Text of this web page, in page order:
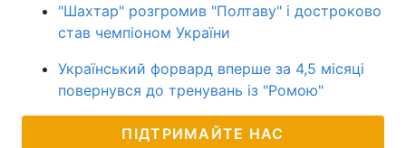
"Шахтар" розгромив "Полтаву" і достроково
став чемпіоном України
Український форвард вперше за 4,5 місяці
повернувся до тренувань із "Ромою"
ПІДТРИМАЙТЕ НАС